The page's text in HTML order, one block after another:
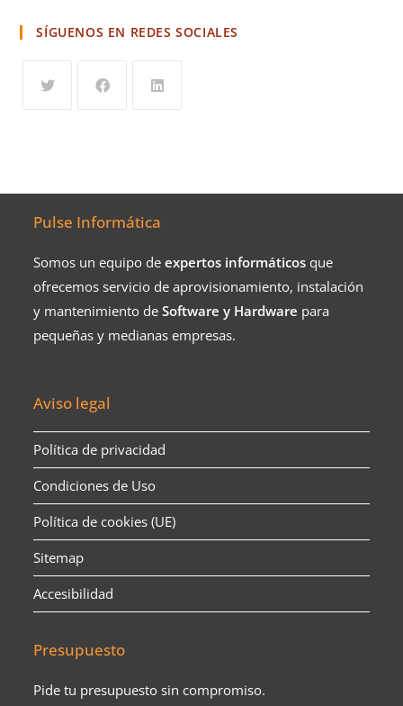
SÍGUENOS EN REDES SOCIALES
Pulse Informática
Somos un equipo de expertos informáticos que
ofrecemos servicio de aprovisionamiento, instalación
y mantenimiento deSoftware y Hardware para
pequeñas y medianas empresas.​
Aviso legal
Política de privacidad
Condiciones de Uso
Política de cookies (UE)
Sitemap
Accesibilidad
Presupuesto
Pide tu presupuesto sin compromiso.